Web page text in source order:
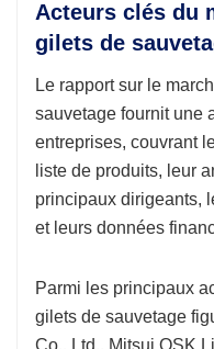
Acteurs clés du
gilets de
Le rapport sur le
sauvetage fournit une
entreprises, couvrant
liste de produits, leur
principaux dirigeants,
et leurs données
Parmi les principaux
gilets de sauvetage
Co., Ltd., Mitsui OSK